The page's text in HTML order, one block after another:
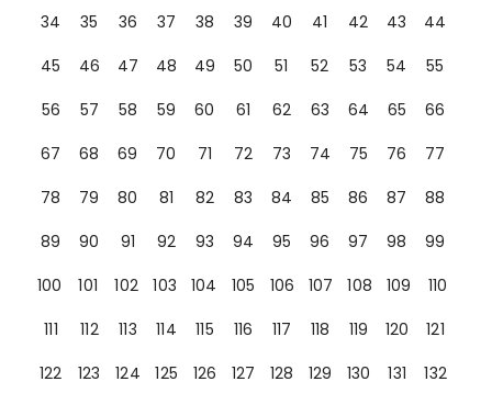
34
35 36 37 38 39 40 41 42 43
44
45
46 47 48 49 50 51 52 53 54
55
56
57 58 59 60 61 62 63 64 65
66
67
68 69 70 71 72 73 74 75 76
77
78
79 80 81 82 83 84 85 86 87
88
89
90 91 92 93 94 95 96 97 98
99
100
101 102 103 104 105 106 107 108 109
110
111
112 113 114 115 116 117 118 119 120
121
122
123 124 125 126 127 128 129 130 131
132